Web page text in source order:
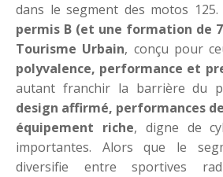
dans le segment des motos 125.
permis B (et une formation de
Tourisme Urbain, conçu pour
polyvalence, performance et
autant franchir la barrière du
design affirmé, performances
équipement riche, digne de
importantes. Alors que le
diversifie entre sportives